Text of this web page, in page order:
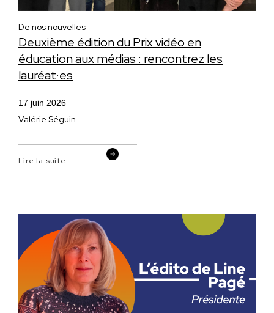
Deuxième édition du Prix vidéo en
éducation aux médias : rencontrez les
lauréat·es
17 juin 2026
Valérie Séguin
De nos nouvelles
Lire la suite